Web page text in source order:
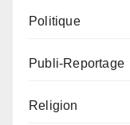
Politique
Publi-Reportage
Religion